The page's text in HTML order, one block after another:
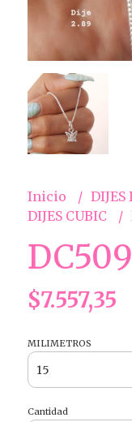
Inicio
DIJES
DIJES CUBIC
$7.557,35
MILIMETROS
Cantidad